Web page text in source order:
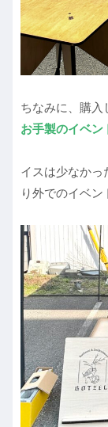
ちなみに、購入
お手製のイベン
イスは少なかっ
り外でのイベン